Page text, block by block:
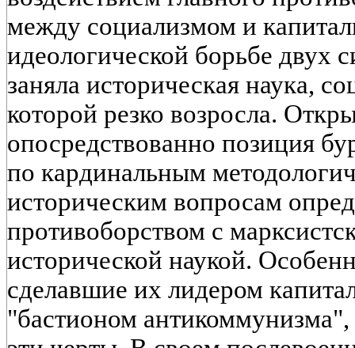
между социализмом и
идеологической борьбе двух
заняла историческая наука,
которой резко возросла.
опосредствованно позиция
по кардинальным
историческим вопросам
противоборством с
исторической наукой.
сделавшие их лидером
"бастионом